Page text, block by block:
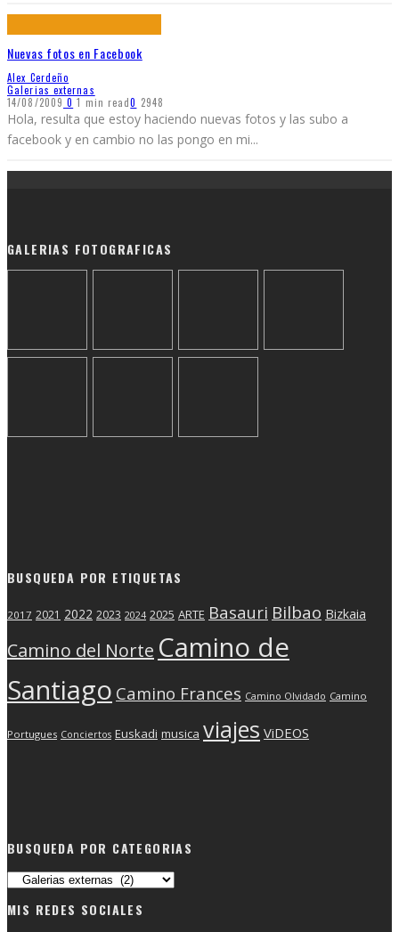
Nuevas fotos en Facebook
Alex Cerdeño
Galerias externas
14/08/2009 0 1 min read0 2948
Hola, resulta que estoy haciendo nuevas fotos y las subo a
facebook y en cambio no las pongo en mi...
GALERIAS FOTOGRAFICAS
BUSQUEDA POR ETIQUETAS
2017 2021 2022 2023 2024 2025 ARTE Basauri Bilbao Bizkaia
Camino del Norte Camino de
Santiago Camino Frances Camino Olvidado Camino
Portugues Conciertos Euskadi musica viajes ViDEOS
BUSQUEDA POR CATEGORIAS
Busqueda
categorias
MIS REDES SOCIALES